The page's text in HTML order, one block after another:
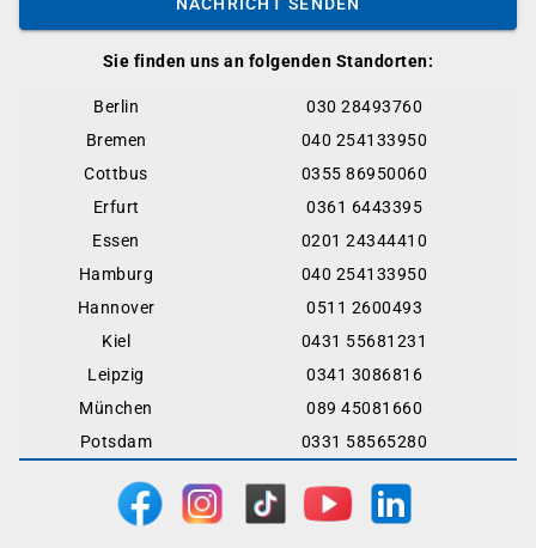
Sie finden uns an folgenden Standorten:
Berlin
030 28493760
Bremen
040 254133950
Cottbus
0355 86950060
Erfurt
0361 6443395
Essen
0201 24344410
Hamburg
040 254133950
Hannover
0511 2600493
Kiel
0431 55681231
Leipzig
0341 3086816
München
089 45081660
Potsdam
0331 58565280